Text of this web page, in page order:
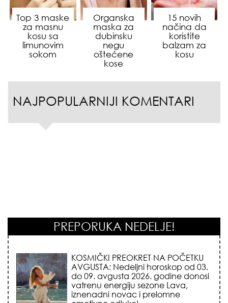
Top 3 maske
za masnu
kosu sa
limunovim
sokom
Organska
maska za
dubinsku
negu
oštećene
kose
15 novih
načina da
koristite
balzam za
kosu
NAJPOPULARNIJI KOMENTARI
PREPORUKA NEDELJE!
KOSMIČKI PREOKRET NA POČETKU
AVGUSTA: Nedeljni horoskop od 03.
do 09. avgusta 2026. godine donosi
vatrenu energiju sezone Lava,
iznenadni novac i prelomne